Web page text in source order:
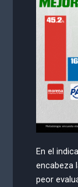
En el
encabeza
peor